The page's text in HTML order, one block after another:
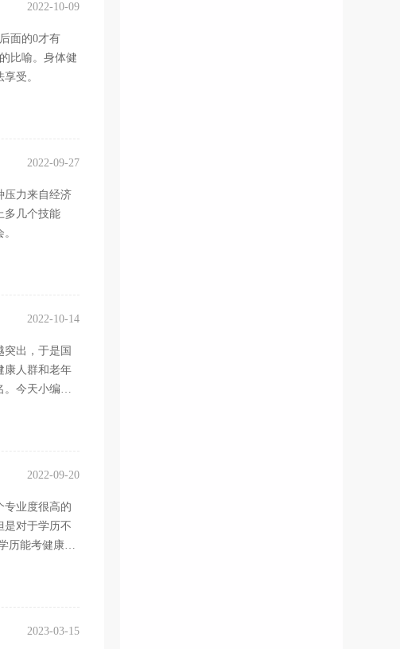
2022-10-09
面的0才有
比喻。身体健
受。
2022-09-27
压力来自经济
多几个技能
2022-10-14
出，于是国
康人群和老年
。今天小编给
2022-09-20
专业度很高的
是对于学历不
历能考健康管
2023-03-15